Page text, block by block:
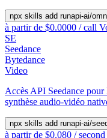
npx skills add runapi-ai/
à partir de $0.0000 / call
SE
Seedance
Bytedance
Video
Accès API Seedance
synthèse audio-vidéo
npx skills add runapi-ai/
à partir de $0.080 / second